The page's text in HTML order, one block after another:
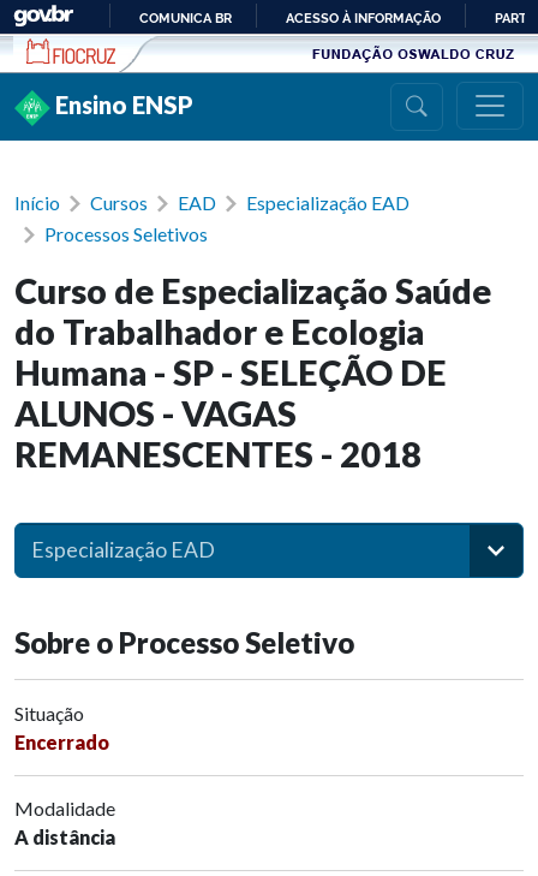
Ir para conteúdo
PARA
COMUNICA BR ACESSO À INFORMAÇÃO
Ensino ENSP
Início Cursos EAD
Especialização EAD
Processos Seletivos
Curso de Especialização Saúde
do Trabalhador e Ecologia
Humana - SP - SELEÇÃO DE
ALUNOS - VAGAS
REMANESCENTES - 2018
Especialização EAD
Sobre o Processo Seletivo
Situação
Encerrado
Modalidade
A distância